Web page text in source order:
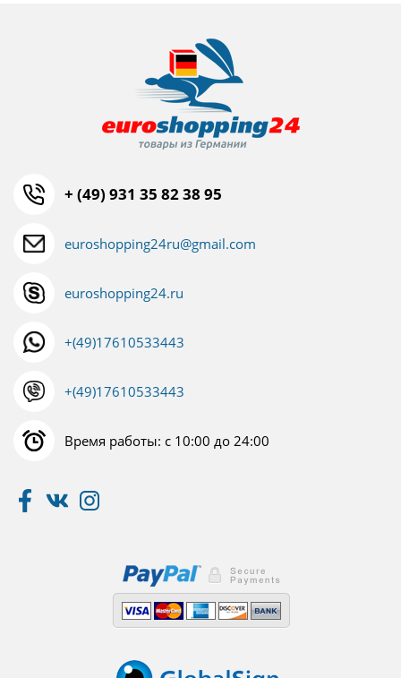
+ (49) 931 35 82 38 95
euroshopping24ru@gmail.com
euroshopping24.ru
+(49)17610533443
+(49)17610533443
Время работы: с 10:00 до 24:00